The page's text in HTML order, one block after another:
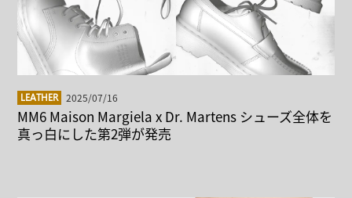
LEATHER 2025/07/16
MM6 Maison Margiela x Dr. Martens シューズ全体を
真っ白にした第2弾が発売